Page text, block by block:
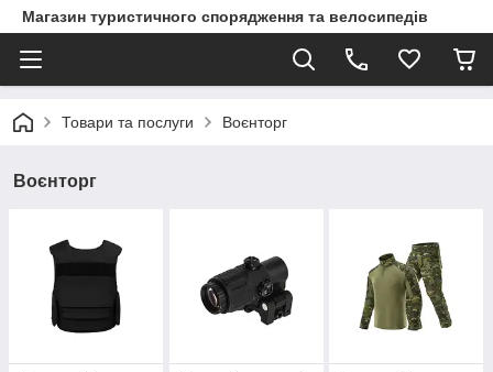
Магазин туристичного спорядження та велосипедів
Товари та послуги Воєнторг
Воєнторг